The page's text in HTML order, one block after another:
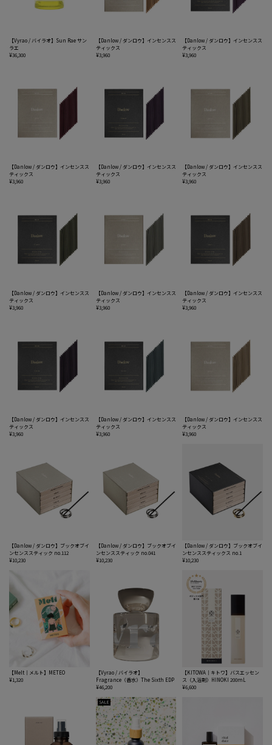
【Vyrao / バイラオ】Sun Rae サン
ラエ
¥36,300
【Danlow / ダンロウ】インセンスス
ティックス
¥3,960
【Danlow / ダンロウ】インセンスス
ティックス
¥3,960
【Danlow / ダンロウ】インセンスス
ティックス
¥3,960
【Danlow / ダンロウ】インセンスス
ティックス
¥3,960
【Danlow / ダンロウ】インセンスス
ティックス
¥3,960
【Danlow / ダンロウ】インセンスス
ティックス
¥3,960
【Danlow / ダンロウ】インセンスス
ティックス
¥3,960
【Danlow / ダンロウ】インセンスス
ティックス
¥3,960
【Danlow / ダンロウ】インセンスス
ティックス
¥3,960
【Danlow / ダンロウ】インセンスス
ティックス
¥3,960
【Danlow / ダンロウ】インセンスス
ティックス
¥3,960
【Danlow / ダンロウ】ブックオブイ
ンセンススティック no.112
¥10,230
【Danlow / ダンロウ】ブックオブイ
ンセンススティック no.041
¥10,230
【Danlow / ダンロウ】ブックオブイ
ンセンススティックス no.1
¥10,230
【Melt｜メルト】METEO
¥1,320
【Vyrao / バイラオ】
Fragrance（香水）The Sixth EDP
¥46,200
【KITOWA｜キトワ】バスエッセン
ス（入浴剤）HINOKI 200mL
¥6,600
SALE